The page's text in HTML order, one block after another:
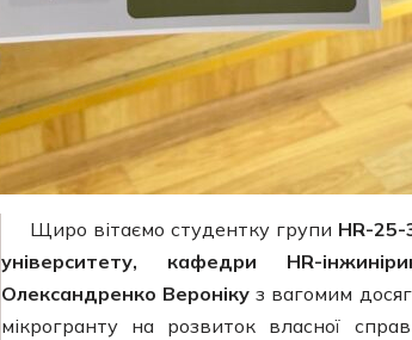
Щиро вітаємо студентку групи HR-25-
університету, кафедри HR-
Олександренко Веронікуз вагомим
мікрогранту на розвиток власної